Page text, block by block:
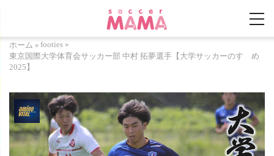
ホーム » footies »
東京国際大学体育会サッカー部 中村 拓夢選手【大学サッカーのすゝめ
2025】